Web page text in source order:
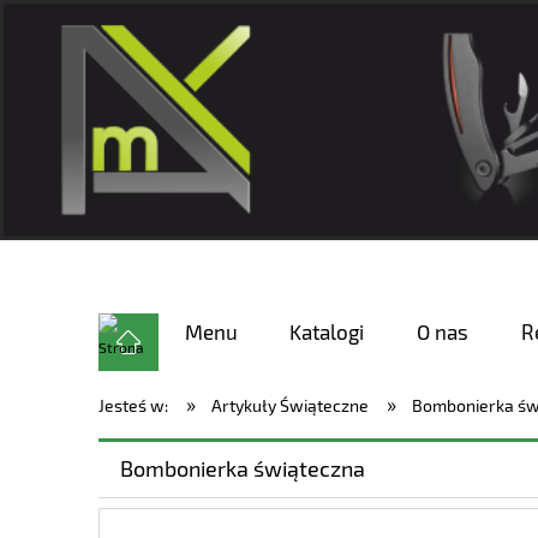
Menu Katalogi O nas
Jesteś w: » Artykuły Świąteczne » Bombonierka
Bombonierka świąteczna